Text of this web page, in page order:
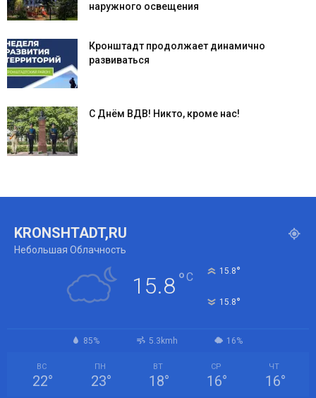
наружного освещения
Кронштадт продолжает динамично
развиваться
С Днём ВДВ! Никто, кроме нас!
KRONSHTADT,RU
Небольшая Облачность
15.8°C 15.8°
15.8°
85% 5.3kmh 16%
ВС
22°
ПН
23°
ВТ
18°
СР
16°
ЧТ
16°